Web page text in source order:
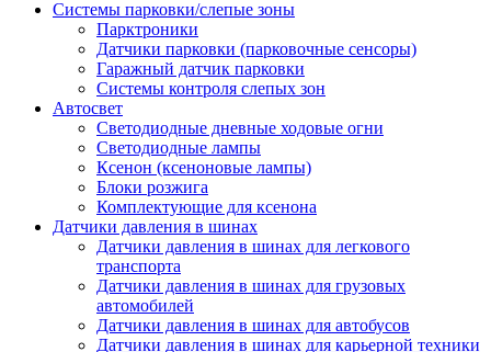
Системы парковки/слепые зоны
Парктроники
Датчики парковки (парковочные сенсоры)
Гаражный датчик парковки
Системы контроля слепых зон
Автосвет
Светодиодные дневные ходовые огни
Светодиодные лампы
Ксенон (ксеноновые лампы)
Блоки розжига
Комплектующие для ксенона
Датчики давления в шинах
Датчики давления в шинах для легкового
транспорта
Датчики давления в шинах для грузовых
автомобилей
Датчики давления в шинах для автобусов
Датчики давления в шинах для карьерной техники